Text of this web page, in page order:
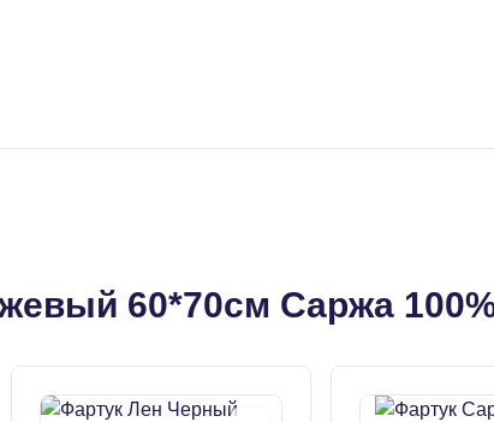
60*70см Саржа